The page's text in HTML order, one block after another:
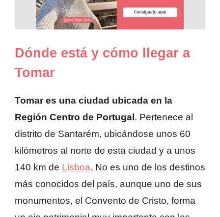
Dónde está y cómo llegar a
Tomar
Tomar es una ciudad ubicada en la
Región Centro de Portugal . Pertenece al
distrito de Santarém, ubicándose unos 60
kilómetros al norte de esta ciudad y a unos
140 km de Lisboa. No es uno de los destinos
más conocidos del país, aunque uno de sus
monumentos, el Convento de Cristo, forma